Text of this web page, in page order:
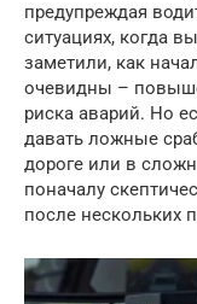
предупреждая
ситуациях, когда
заметили, как
очевидны –
риска аварий. Но
давать ложные
дороге или в
поначалу
после нескольких